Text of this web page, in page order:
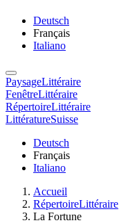
Deutsch
Français
Italiano
PaysageLittéraire
FenêtreLittéraire
RépertoireLittéraire
LittératureSuisse
Deutsch
Français
Italiano
Accueil
RépertoireLittéraire
La Fortune